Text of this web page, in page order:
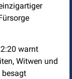
warnt
Witwen und
besagt